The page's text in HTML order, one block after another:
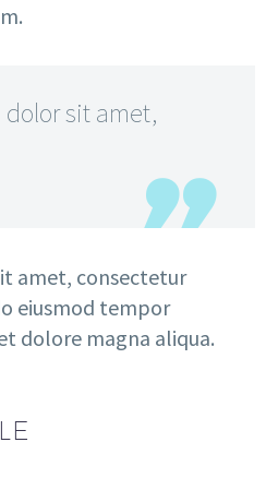
sit amet,
amet, consectetur
eiusmod tempor
dolore magna aliqua.